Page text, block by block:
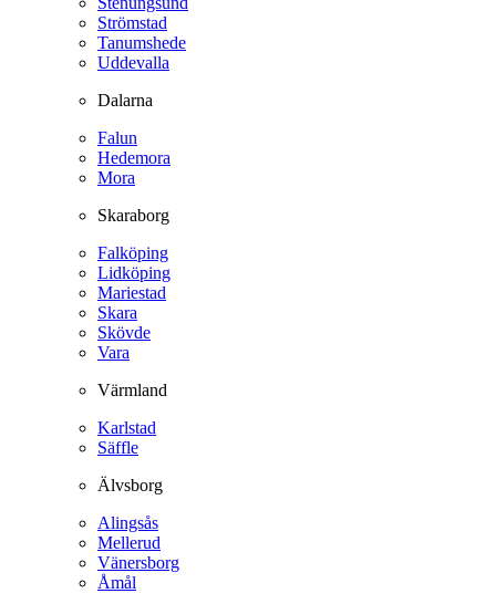
Strömstad
Tanumshede
Uddevalla
Dalarna
Falun
Hedemora
Mora
Skaraborg
Falköping
Lidköping
Mariestad
Skara
Skövde
Vara
Värmland
Karlstad
Säffle
Älvsborg
Alingsås
Mellerud
Vänersborg
Åmål